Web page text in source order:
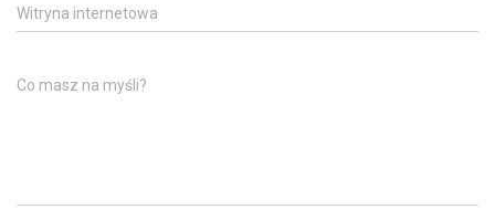
Witryna internetowa
Co masz na myśli?